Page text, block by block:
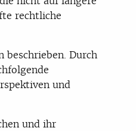
rechtliche
beschrieben. Durch
und
und ihr